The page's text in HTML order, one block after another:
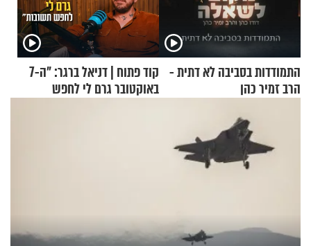
התמודדות בסביבה לא דתית -
הרב זמיר כהן
קוד פתוח | דניאל ברגר: "ה-7
באוקטובר גרם לי לחפש